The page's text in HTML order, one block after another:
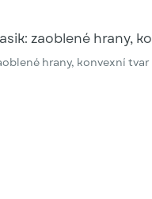
hrany, konvexní